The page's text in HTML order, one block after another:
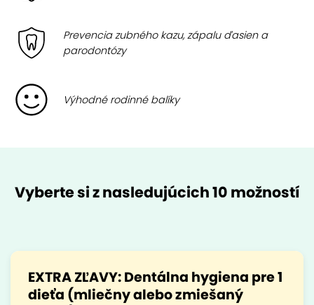
Prevencia zubného kazu, zápalu ďasien a
parodontózy
Výhodné rodinné balíky
Vyberte si z nasledujúcich 10 možností
EXTRA ZĽAVY: Dentálna hygiena pre 1
dieťa (mliečny alebo zmiešaný